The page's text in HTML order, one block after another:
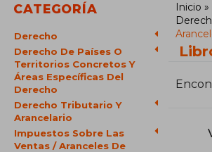
CATEGORÍA
Derecho
Derecho De Países O
Territorios Concretos Y
Áreas Específicas Del
Derecho
Derecho Tributario Y
Arancelario
Impuestos Sobre Las
Ventas / Aranceles De
Inicio